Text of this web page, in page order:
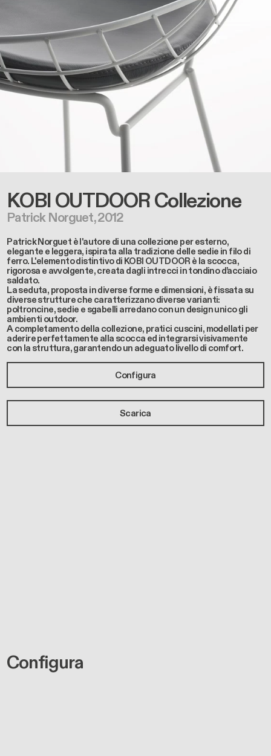
KOBI OUTDOORCollezione
Patrick Norguet, 2012
Patrick Norguet è l'autore di una collezione per esterno,
elegante e leggera, ispirata alla tradizione delle sedie in filo di
ferro. L'elemento distintivo di KOBI OUTDOOR è la scocca,
rigorosa e avvolgente, creata dagli intrecci in tondino d’acciaio
saldato.
La seduta, proposta in diverse forme e dimensioni, è fissata su
diverse strutture che caratterizzano diverse varianti:
poltroncine, sedie e sgabelli arredano con un design unico gli
ambienti outdoor.
A completamento della collezione, pratici cuscini, modellati per
aderire perfettamente alla scocca ed integrarsi visivamente
con la struttura, garantendo un adeguato livello di comfort.
Configura
Scarica
Configura